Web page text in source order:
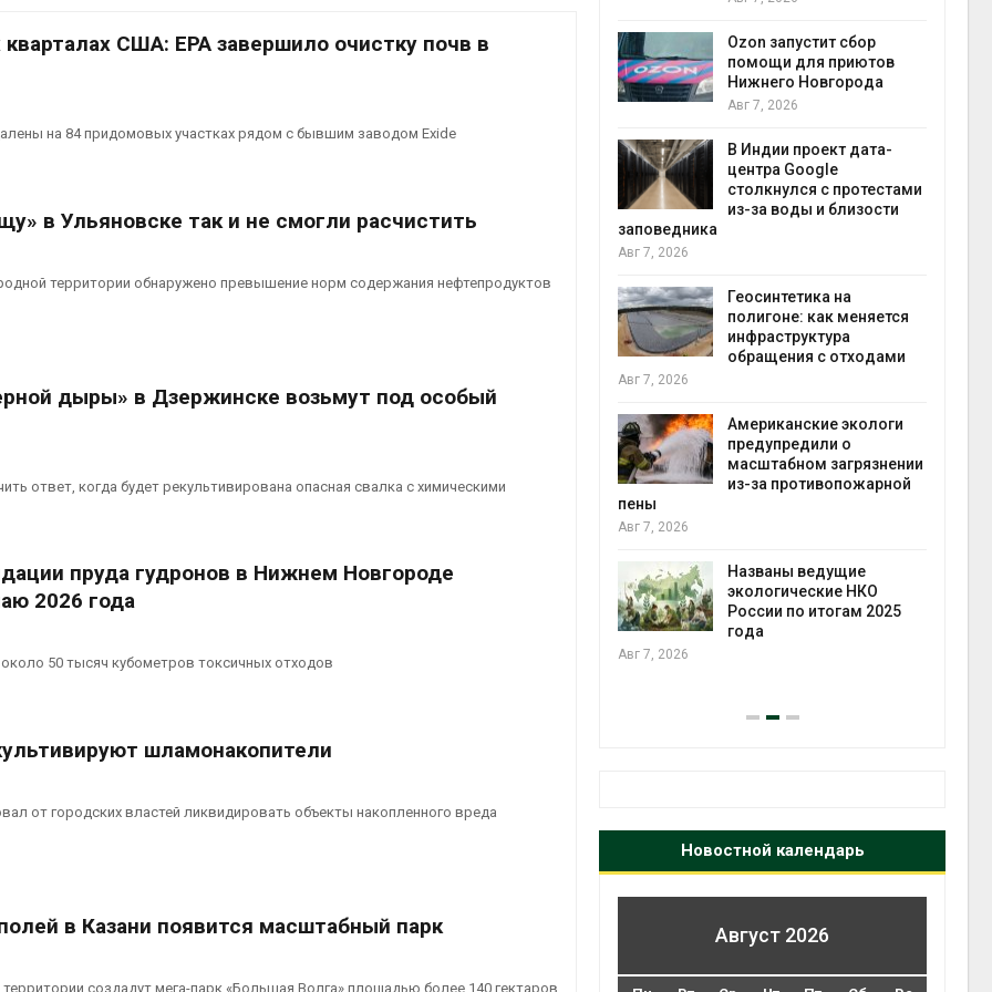
США: EPA завершило очистку почв в
на 84 придомовых участках рядом с бывшим заводом Exide
в Ульяновске так и не смогли расчистить
территории обнаружено превышение норм содержания нефтепродуктов
дыры» в Дзержинске возьмут под особый
ответ, когда будет рекультивирована опасная свалка с химическими
пруда гудронов в Нижнем Новгороде
2026 года
50 тысяч кубометров токсичных отходов
шламонакопители
от городских властей ликвидировать объекты накопленного вреда
в Казани появится масштабный парк
создадут мега-парк «Большая Волга» площадью более 140 гектаров
и
наблюдению
развитие солнечной
Авг 7, 2026
превысить норму почти в
Евросоюз потребовал
Авг 7, 2026
без отопления
Ozon запустит сбор
помощи для приютов
Нижнего Новгорода
В Индии проект дата-
столкнулся с протестами
из-за воды и близости
заповедника
Геосинтетика на
полигоне: как меняется
инфраструктура
обращения с отходами
Американские экологи
предупредили о
масштабном загрязнении
из-за противопожарной
Названы ведущие
экологические НКО
России по итогам 2025
Авг 7, 2026
Солнечные
экономить воду
Авг 7, 2026
Авг 7, 2026
Минприроды
потребовало
Авг 7, 2026
Панамский канал
Авг 6, 2026
В китайской
Новостной календарь
Август 2026